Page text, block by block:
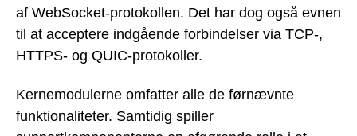
af WebSocket-protokollen. Det har dog også evnen
til at acceptere indgående forbindelser via TCP-,
HTTPS- og QUIC-protokoller.
Kernemodulerne omfatter alle de førnævnte
funktionaliteter. Samtidig spiller